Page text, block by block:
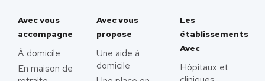
Avec vous
accompagne
À domicile
En maison de
Avec vous
propose
Une aide à
domicile
Les
établissements
Avec
Hôpitaux et